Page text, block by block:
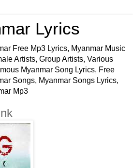
Lyrics
Free Mp3 Lyrics, Myanmar Music
Artists, Group Artists, Various
Myanmar Song Lyrics, Free
Songs, Myanmar Songs Lyrics,
Mp3